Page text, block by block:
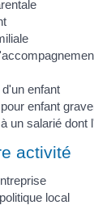
enfant
enfant
un salarié dont
activité
local